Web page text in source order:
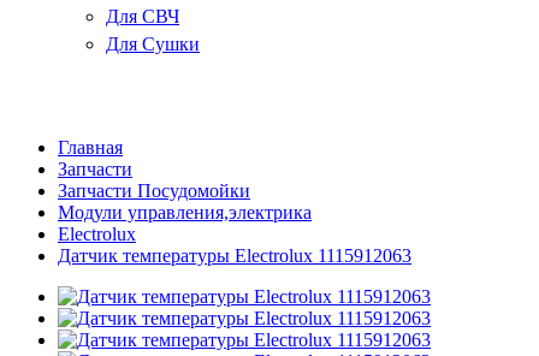
Для СВЧ
Для Сушки
Главная
Запчасти
Запчасти Посудомойки
Модули управления,электрика
Electrolux
Датчик температуры Electrolux 1115912063